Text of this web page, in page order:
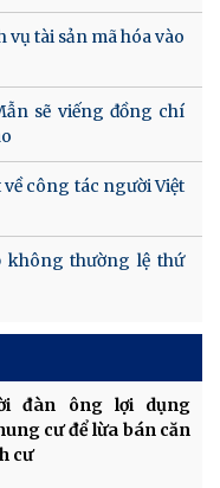
vụ tài sản mã hóa vào
sẽ viếng đồng chí
công tác người Việt
không thường lệ thứ
đàn ông lợi dụng
cư để lừa bán căn
cư